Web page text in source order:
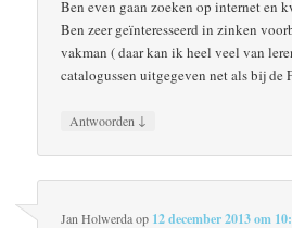
Ben even gaan zoeken op internet en
Ben zeer geïnteresseerd in zinken
vakman ( daar kan ik heel veel van
catalogussen uitgegeven net als bij de
Antwoorden ↓
Jan Holwerdaop 12 december 2013 om